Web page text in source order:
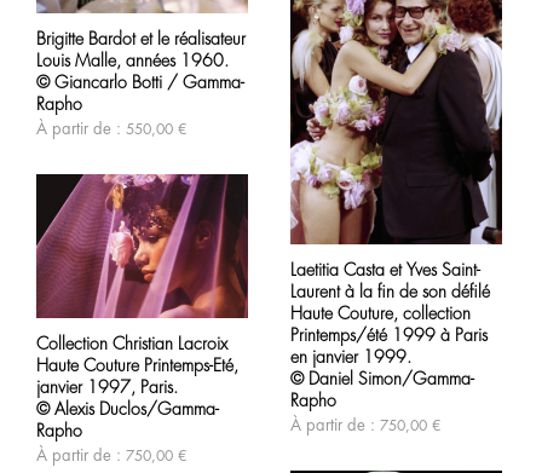
Ce
a
plusieurs
variations.
Les
options
peuvent
choisies
page
du
produit
Brigitte Bardot et le réalisateur
Louis Malle, années 1960.
© Giancarlo Botti / Gamma-
Rapho
À partir de : 550,00 €
Ce
a
plusieurs
variations.
Les
options
peuvent
être
choisies
sur
Laetitia Casta et Yves Saint-
Laurent à la fin de son défilé
Haute Couture, collection
Printemps/été 1999 à Paris
en janvier 1999.
© Daniel Simon/Gamma-
Rapho
À partir de : 750,00 €
a
plusieurs
variations.
Les
options
peuvent
être
Collection Christian Lacroix
Haute Couture Printemps-Eté,
janvier 1997, Paris.
© Alexis Duclos/Gamma-
Rapho
À partir de : 750,00 €